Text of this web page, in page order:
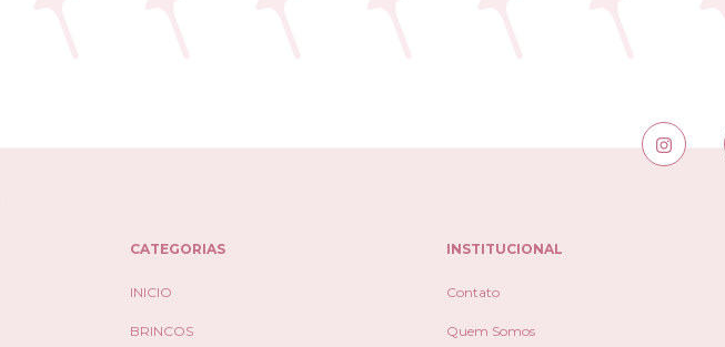
CATEGORIAS
INICIO
BRINCOS
INSTITUCIONAL
Contato
Quem Somos